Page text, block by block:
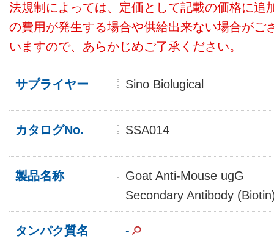
法規制によっては、定価として記載の価格に追
の費用が発生する場合や供給出来ない場合がご
いますので、あらかじめご了承ください。
サプライヤー Sino Biolugical
カタログNo. SSA014
製品名称
Goat Anti-Mouse ugG
Secondary Antibody
タンパク質名 -